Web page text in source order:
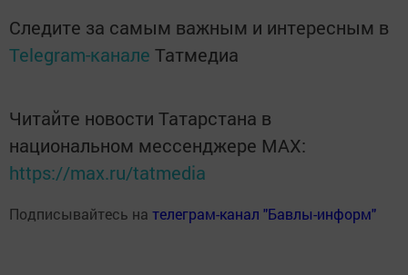
Следите за самым важным и интересным в
Telegram-канале Татмедиа
Читайте новости Татарстана в
национальном мессенджере MАХ:
https://max.ru/tatmedia
Подписывайтесь на телеграм-канал "Бавлы-информ"